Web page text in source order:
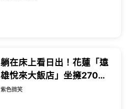
躺在床上看日出！花蓮「遠
雄悅來大飯店」坐擁270度
無敵海景美到起飛，暑假親
紫色微笑